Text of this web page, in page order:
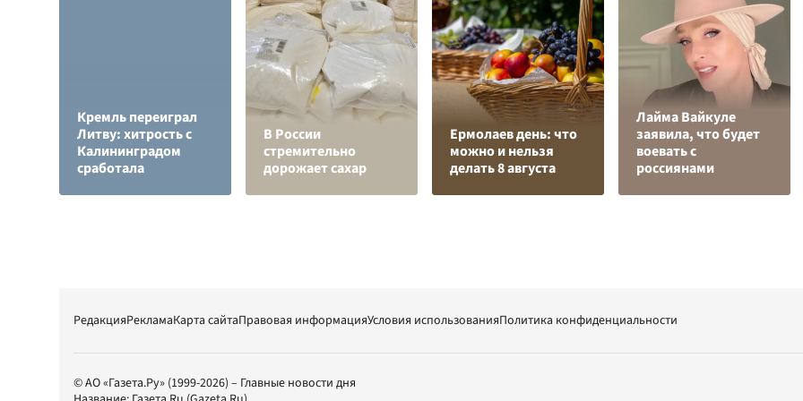
Кремль переиграл
Литву: хитрость с
Калининградом
сработала
В России
стремительно
дорожает сахар
Ермолаев день: что
можно и нельзя
делать 8 августа
Лайма Вайкуле
заявила, что будет
воевать с
россиянами
РедакцияРекламаКарта сайтаПравовая информацияУсловия использованияПолитика конфиденциальности
© АО «Газета.Ру» (1999-2026) – Главные новости дня